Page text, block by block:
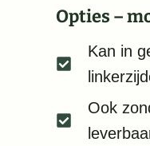
Opties –
Kan in
Ook